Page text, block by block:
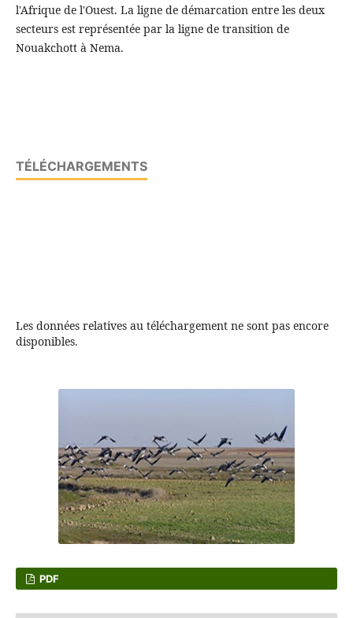
l'Afrique de l'Ouest. La ligne de démarcation entre les deux
secteurs est représentée par la ligne de transition de
Nouakchott à Nema.
TÉLÉCHARGEMENTS
Les données relatives au téléchargement ne sont pas encore
disponibles.
PDF